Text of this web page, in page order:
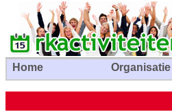
Home Organisatie